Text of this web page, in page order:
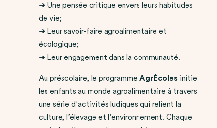
➜ Une pensée critique envers leurs habitudes
de vie;
➜ Leur savoir-faire agroalimentaire et
écologique;
➜ Leur engagement dans la communauté.
Au préscolaire, le programmeAgrÉcoles initie
les enfants au monde agroalimentaire à travers
une série d’activités ludiques qui relient la
culture, l’élevage et l’environnement. Chaque